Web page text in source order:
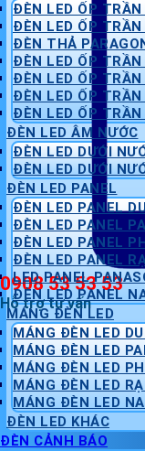
0908 53 53 53
Hỗ trợ tư vấn
ĐÈN LED ỐP TRẦN
ĐÈN LED ỐP TRẦN
ĐÈN THẢ
ĐÈN LED ỐP
ĐÈN LED ỐP
ĐÈN LED ỐP TRẦN
ĐÈN LED ỐP TRẦN
ĐÈN LED ÂM NƯỚC
ĐÈN LED DƯỚI
ĐÈN LED DƯỚI
ĐÈN LED PANEL
ĐÈN LED PANEL
ĐÈN LED PANEL
ĐÈN LED PANEL
ĐÈN LED PANEL
LED PANEL
ĐÈN LED PANEL
MÁNG ĐÈN LED
MÁNG ĐÈN LED
MÁNG ĐÈN LED
MÁNG ĐÈN LED
MÁNG ĐÈN LED
MÁNG ĐÈN LED
ĐÈN LED KHÁC
ĐÈN CẢNH BÁO